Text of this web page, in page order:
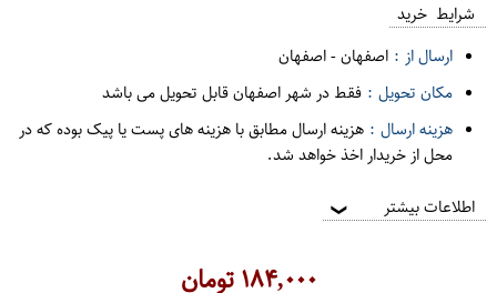
شرایط خرید
ارسال از : اصفهان-اصفهان
مکان تحویل : فقط در شهر اصفهان قابل تحویل می باشد
هزینه ارسال : هزینه ارسال مطابق با هزینه های پست یا پیک بوده که در
محل از خریدار اخذ خواهد شد.
اطلاعات بیشتر ❯
۱۸۴,۰۰۰تومان